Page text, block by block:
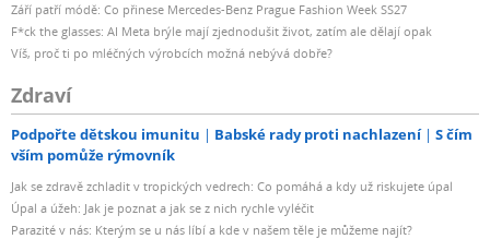
Září patří módě: Co přinese Mercedes-Benz Prague Fashion Week SS27
F*ck the glasses: AI Meta brýle mají zjednodušit život, zatím ale dělají opak
Víš, proč ti po mléčných výrobcích možná nebývá dobře?
Zdraví
Podpořte dětskou imunitu Babské rady proti nachlazení
S čím
vším pomůže rýmovník
Jak se zdravě zchladit v tropických vedrech: Co pomáhá a kdy už riskujete úpal
Úpal a úžeh: Jak je poznat a jak se z nich rychle vyléčit
Parazité v nás: Kterým se u nás líbí a kde v našem těle je můžeme najít?